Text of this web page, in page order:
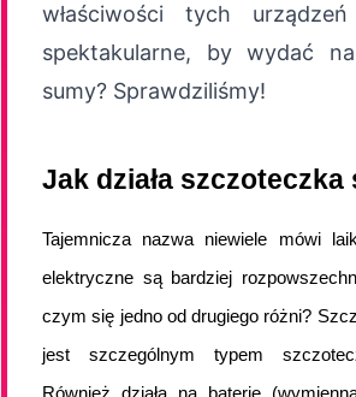
właściwości tych
spektakularne, by wydać
sumy? Sprawdziliśmy!
Jak działa szczoteczka
Tajemnicza nazwa niewiele mówi
elektryczne są bardziej
czym się jedno od drugiego różni?
jest szczególnym typem